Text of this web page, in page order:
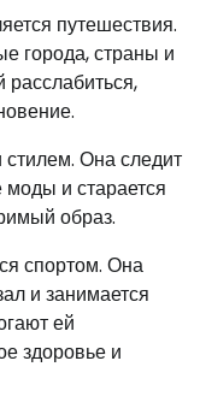
путешествия.
города, страны и
стилем. Она следит
и старается
образ.
спортом. Она
и занимается
ей
здоровье и